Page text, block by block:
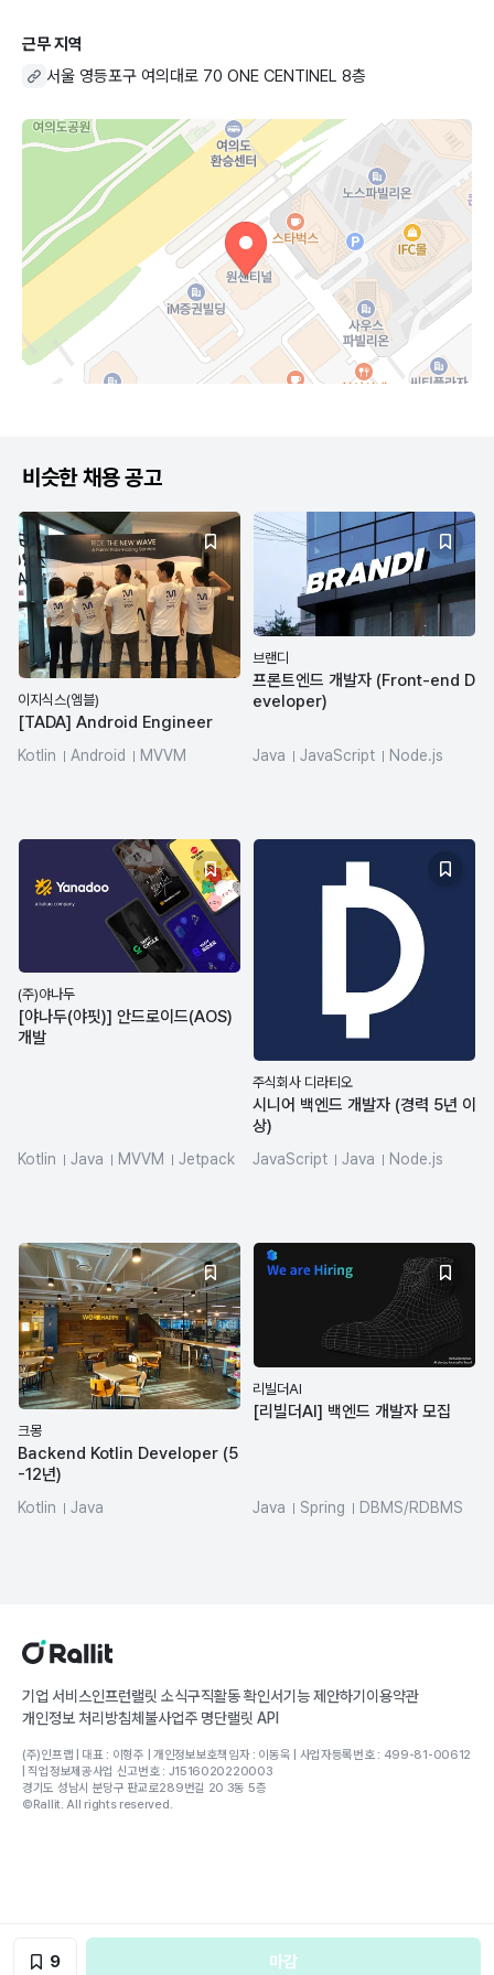
근무 지역
서울 영등포구 여의대로 70 ONE CENTINEL 8층
9 마감
비슷한 채용 공고
이지식스(엠블)
[TADA] Android Engineer
Kotlin Android
MVVM
브랜디
프론트엔드 개발자 (Front-end D
eveloper)
Java JavaScript
Node.js
(주)야나두
[야나두(야핏)] 안드로이드(AOS)
개발
Kotlin Java MVVM Jetpack
주식회사 디라티오
시니어 백엔드 개발자 (경력 5년 이
상)
JavaScript Java
Node.js
크몽
Backend Kotlin Developer (5
-12년)
Kotlin Java
리빌더AI
[리빌더AI] 백엔드 개발자 모집
Java Spring DBMS/RDBMS
기업 서비스인프런랠릿 소식구직활동 확인서기능 제안하기이용약관
개인정보 처리방침체불사업주 명단랠릿 API
(주)인프랩 | 대표 : 이형주 | 개인정보보호책임자 : 이동욱 | 사업자등록번호 : 499-81-00612
| 직업정보제공사업 신고번호 : J1516020220003
경기도 성남시 분당구 판교로289번길 20 3동 5층
©Rallit. All rights reserved.